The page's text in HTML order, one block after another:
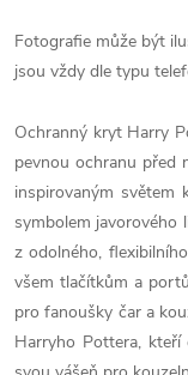
Fotografie může být
jsou vždy dle typu
Ochranný kryt Harry
pevnou ochranu před
inspirovaným světem
symbolem javorového
z odolného,
všem tlačítkům a
pro fanoušky čar a
Harryho Pottera,